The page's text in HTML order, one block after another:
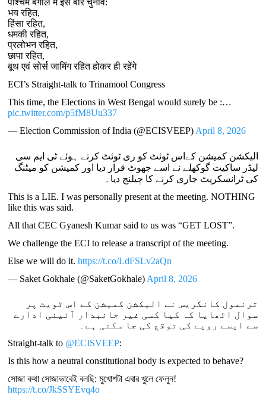
पश्चिम बंगाल में इस बार चुनाव:
भय रहित,
हिंसा रहित,
धमकी रहित,
प्रलोभन रहित,
छापा रहित,
बूथ एवं सोर्स जामिंग रहित होकर ही रहेंगे
ECI’s Straight-talk to Trinamool Congress
This time, the Elections in West Bengal would surely be :…
pic.twitter.com/p5fM8Uu337
— Election Commission of India (@ECISVEEP) April 8, 2026
الیکشن کمیشن کےاس ٹوئٹ کو ری ٹوئٹ کرتے ہوئے ٹی ایم سی
لیڈر ساکیت گوکھلے نے اسے جھوٹ قرار دیا اور کمیشن کو میٹنگ
کی ٹرانسکرپٹ جاری کرنے کا چیلنج دیا۔
This is a LIE. I was personally present at the meeting. NOTHING
like this was said.
All that CEC Gyanesh Kumar said to us was “GET LOST”.
We challenge the ECI to release a transcript of the meeting.
Else we will do it.https://t.co/LdFSLv2aQn
— Saket Gokhale (@SaketGokhale) April 8, 2026
ترنمول کانگریس نے الیکشن کمیشن کے اس ٹویٹ پر
سوال اٹھایا کہ کیا کسی غیر جانبدار آئینی ادارے
سے ایسے رویے کی توقع کی جا سکتی ہے۔
Straight-talk to @ECISVEEP:
Is this how a neutral constitutional body is expected to behave?
সোজা কথা সোজাভাবেই বলছি: মুখোশটা এবার খুলে ফেলুন!
https://t.co/JkSSYEvq4o